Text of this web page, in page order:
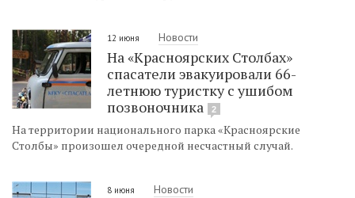
12 июня Новости
На «Красноярских Столбах»
спасатели эвакуировали 66-
летнюю туристку с ушибом
позвоночника
2
На территории национального парка «Красноярские
Столбы» произошел очередной несчастный случай.
8 июня Новости